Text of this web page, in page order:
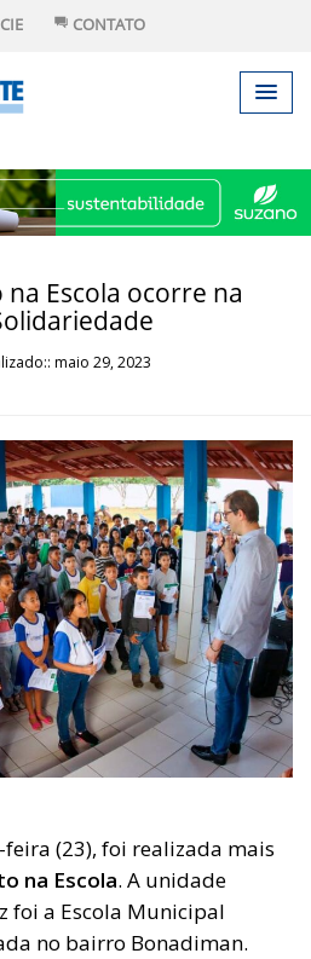
CONTATO
Escola ocorre na
maio 29, 2023
(23), foi realizada mais
na Escola. A unidade
foi a Escola Municipal
no bairro Bonadiman.